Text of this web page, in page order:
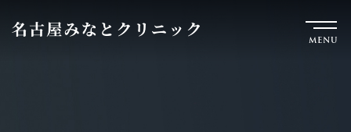
MENU